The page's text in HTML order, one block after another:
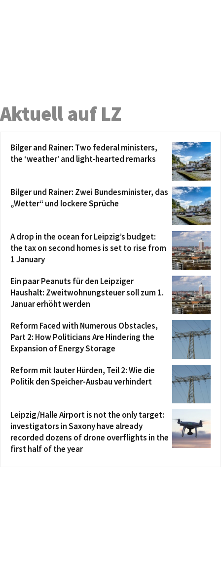
Aktuell auf LZ
Bilger and Rainer: Two federal ministers,
the ‘weather’ and light-hearted remarks
Bilger und Rainer: Zwei Bundesminister, das
„Wetter“ und lockere Sprüche
A drop in the ocean for Leipzig’s budget:
the tax on second homes is set to rise from
1 January
Ein paar Peanuts für den Leipziger
Haushalt: Zweitwohnungsteuer soll zum 1.
Januar erhöht werden
Reform Faced with Numerous Obstacles,
Part 2: How Politicians Are Hindering the
Expansion of Energy Storage
Reform mit lauter Hürden, Teil 2: Wie die
Politik den Speicher-Ausbau verhindert
Leipzig/Halle Airport is not the only target:
investigators in Saxony have already
recorded dozens of drone overflights in the
first half of the year